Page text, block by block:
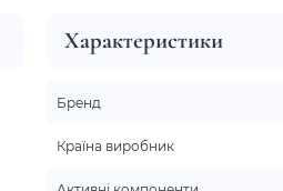
Характеристики
Бренд
Країна виробник